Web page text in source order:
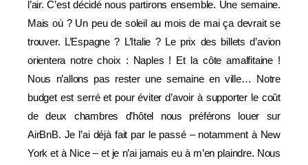
l’air. C’est décidé nous partirons ensemble. Une semaine.
Mais où ? Un peu de soleil au mois de mai ça devrait se
trouver. L’Espagne ? L’Italie ? Le prix des billets d’avion
orientera notre choix : Naples ! Et la côte amalfitaine !
Nous n’allons pas rester une semaine en ville… Notre
budget est serré et pour éviter d’avoir à supporter le coût
de deux chambres d’hôtel nous préférons louer sur
AirBnB. Je l’ai déjà fait par le passé – notamment à New
York et à Nice – et je n’ai jamais eu à m’en plaindre. Nous